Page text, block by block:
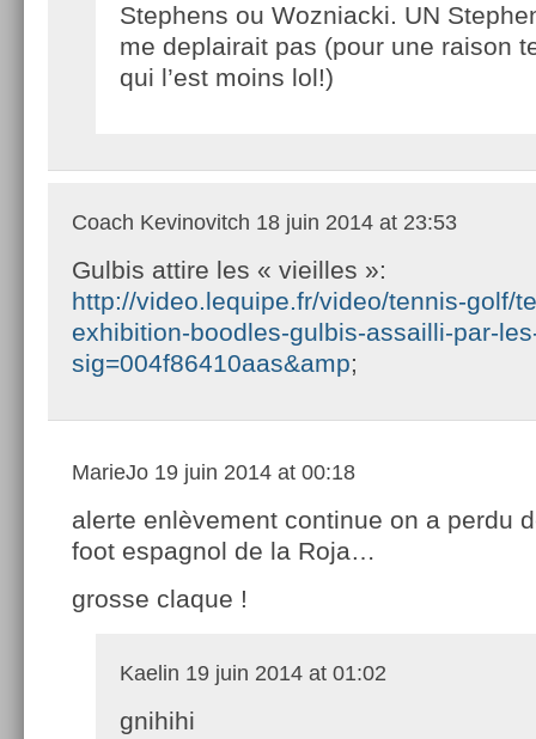
Stephens ou Wozniacki. UN
me deplairait pas (pour une raison
qui l’est moins lol!)
Coach Kevinovitch 18 juin 2014 at 23:53
Gulbis attire les « vieilles »:
http://video.lequipe.fr/video/tennis-golf/
exhibition-boodles-gulbis-assailli-par-
sig=004f86410aas&amp;
MarieJo 19 juin 2014 at 00:18
alerte enlèvement continue on a perdu
foot espagnol de la Roja…
grosse claque !
Kaelin 19 juin 2014 at 01:02
gnihihi